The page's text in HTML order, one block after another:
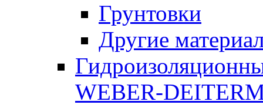
Грунтовки
Другие
WEBER-